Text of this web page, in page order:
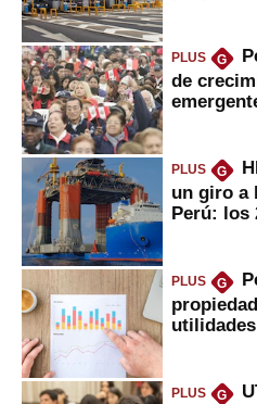
PLUS G
de
PLUS G
un giro a
Perú: los
PLUS G
PLUS G